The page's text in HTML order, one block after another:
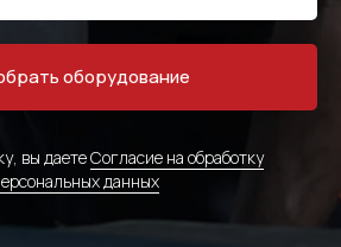
оборудование
вы даетеСогласие на обработку
данных